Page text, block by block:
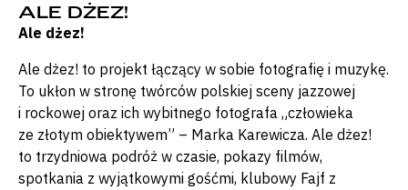
ALE DŻEZ!
Ale dżez!
Ale dżez! to projekt łączący w sobie fotografię i muzykę.
To ukłon w stronę twórców polskiej sceny jazzowej
i rockowej oraz ich wybitnego fotografa „człowieka
ze złotym obiektywem” – Marka Karewicza. Ale dżez!
to trzydniowa podróż w czasie, pokazy filmów,
spotkania z wyjątkowymi gośćmi, klubowy Fajf z